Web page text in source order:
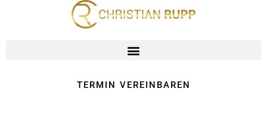
TERMIN VEREINBAREN